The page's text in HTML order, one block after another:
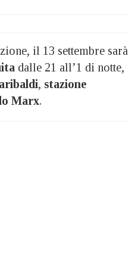
il 13 settembre sarà
dalle 21 all’1 di notte,
, stazione
Marx.